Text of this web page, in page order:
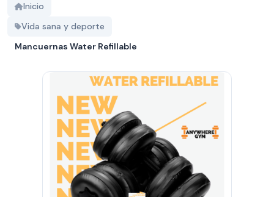
Inicio
Vida sana y deporte
Mancuernas Water Refillable